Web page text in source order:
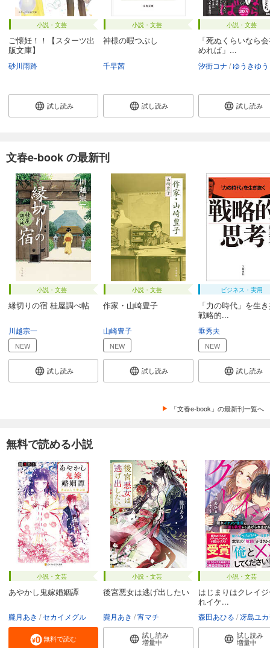
小説・文芸
ご懐妊！！【スターツ出
版文庫】
砂川雨路
試し読み
小説・文芸
神様の暇つぶし
千早茜
試し読み
小説・文芸
「死ぬくらいなら
めれば」...
汐街コナ ゆうきゆう
試し読み
文春e-book の最新刊
小説・文芸
縁切りの宿 桂屋調べ帖
川越宗一
NEW
試し読み
小説・文芸
作家・山崎豊子
山崎豊子
NEW
試し読み
ビジネス・実用
「力の時代」を生
戦略的...
垂秀夫
NEW
試し読み
「文春e-book」の最新刊一覧へ
無料で読める小説
小説・文芸
あやかし鬼嫁婚姻譚
朧月あき セカイメグル
無料で読む
小説・文芸
後宮悪女は逃げ出したい
朧月あき 宵マチ
試し読み
増量中
小説・文芸
はじまりはクレイ
れイケ...
森田あひる 冴島ユ
試し読み
増量中